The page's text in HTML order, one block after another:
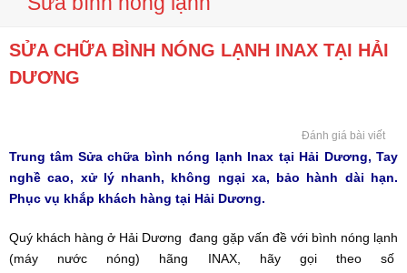
SỬA CHỮA BÌNH NÓNG LẠNH INAX TẠI HẢI
DƯƠNG
Đánh giá bài viết
Trung tâm Sửa chữa bình nóng lạnh Inax tại Hải Dương, Tay
nghề cao, xử lý nhanh, không ngại xa, bảo hành dài hạn.
Phục vụ khắp khách hàng tại Hải Dương.
Quý khách hàng ở Hải Dương đang gặp vấn đề với bình nóng lạnh
(máy nước nóng) hãng INAX, hãy gọi theo số